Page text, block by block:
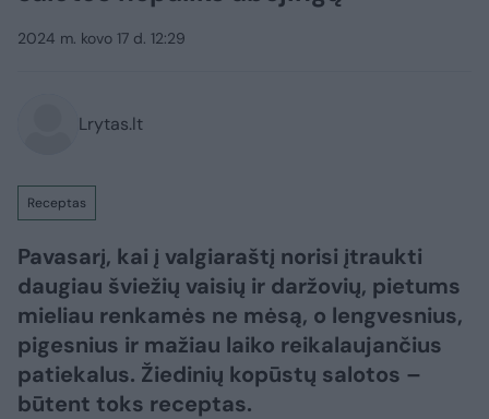
2024 m. kovo 17 d. 12:29
Lrytas.lt
Receptas
Pavasarį, kai į valgiaraštį norisi įtraukti
daugiau šviežių vaisių ir daržovių, pietums
mieliau renkamės ne mėsą, o lengvesnius,
pigesnius ir mažiau laiko reikalaujančius
patiekalus. Žiedinių kopūstų salotos –
būtent toks receptas.